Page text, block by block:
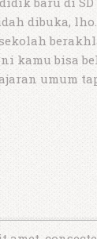
dibuka,
kamu bisa
umum